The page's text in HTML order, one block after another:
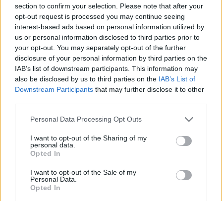
section to confirm your selection. Please note that after your
opt-out request is processed you may continue seeing
interest-based ads based on personal information utilized by
us or personal information disclosed to third parties prior to
your opt-out. You may separately opt-out of the further
disclosure of your personal information by third parties on the
IAB’s list of downstream participants. This information may
also be disclosed by us to third parties on the IAB’s List of
Downstream Participants that may further disclose it to other
Please note that this website/app uses one or more Google
not limited to your visit or usage behaviour. You may click to
grant or deny consent to Google and its third-party tags to
use your data for below specified purposes in below Google
consent section.
Personal Data Processing Opt Outs
I want to opt-out of the Sharing of my
personal data.
Opted In
I want to opt-out of the Sale of my
Personal Data.
Opted In
Követem